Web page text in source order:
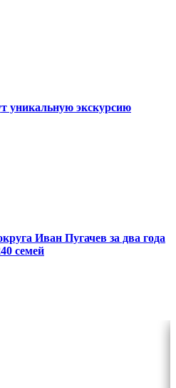
уникальную экскурсию
Иван Пугачев за два года
семей